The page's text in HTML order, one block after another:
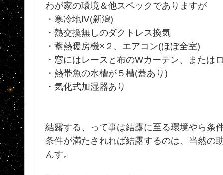
わが家の環境＆他スペックでありますが
・寒冷地Ⅳ(新潟)
・熱交換無しのダクトレス換気
・蓄熱暖房機×２、エアコン(ほぼ全室)
・窓にはレースと布のWカーテン、または
・熱帯魚の水槽が５槽(蓋あり)
・気化式加湿器あり
結露する、って事は結露に至る環境やら条
条件が満たされれば結露するのは、当然の
んす。